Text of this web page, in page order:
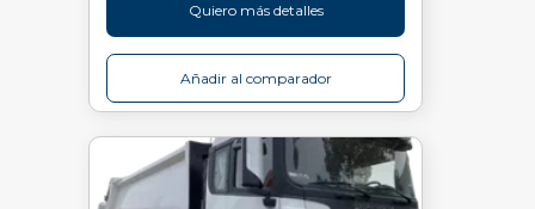
Quiero más detalles
Añadir al comparador